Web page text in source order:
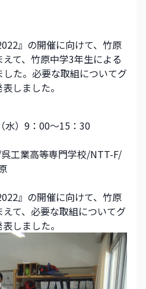
』の開催に向けて、竹原
て、竹原中学3年生による
た。必要な取組についてグ
しました。
水）9：00～15：30
工業高等専門学校/NTT-F/
』の開催に向けて、竹原
て、必要な取組についてグ
しました。